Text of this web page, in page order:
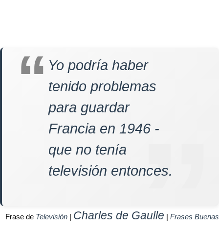
Yo podría haber
tenido problemas
para guardar
Francia en 1946 -
que no tenía
televisión entonces.
Frase de Televisión | Charles de Gaulle | Frases Buenas